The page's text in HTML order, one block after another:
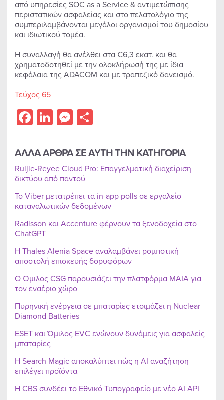
από υπηρεσίες SOC as a Service & αντιμετώπισης
περιστατικών ασφαλείας και στο πελατολόγιο της
συμπεριλαμβάνονται μεγάλοι οργανισμοί του δημοσίου
και ιδιωτικού τομέα.
Η συναλλαγή θα ανέλθει στα €6,3 εκατ. και θα
χρηματοδοτηθεί με την ολοκλήρωσή της με ίδια
κεφάλαια της ADACOM και με τραπεζικό δανεισμό.
Τεύχος 65
Facebook
LinkedIn
Messenger
ΑΛΛΑ ΑΡΘΡΑ ΣΕ ΑΥΤΗ ΤΗΝ ΚΑΤΗΓΟΡΙΑ
Ruijie-Reyee Cloud Pro: Επαγγελματική διαχείριση
δικτύου από παντού
Το Viber μετατρέπει τα in-app polls σε εργαλείο
καταναλωτικών δεδομένων
Radisson και Accenture φέρνουν τα ξενοδοχεία στο
ChatGPT
Η Thales Alenia Space αναλαμβάνει ρομποτική
αποστολή επισκευής δορυφόρων
Ο Όμιλος CSG παρουσιάζει την πλατφόρμα MAIA για
τον εναέριο χώρο
Πυρηνική ενέργεια σε μπαταρίες ετοιμάζει η Nuclear
Diamond Batteries
ESET και Όμιλος EVC ενώνουν δυνάμεις για ασφαλείς
μπαταρίες
Η Search Magic αποκαλύπτει πώς η AI αναζήτηση
επιλέγει προϊόντα
Η CBS συνδέει το Εθνικό Τυπογραφείο με νέο AI API